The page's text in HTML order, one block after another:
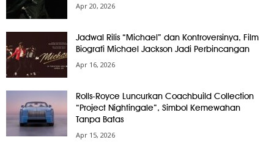
Apr 20, 2026
Jadwal Rilis “Michael” dan Kontroversinya, Film
Biografi Michael Jackson Jadi Perbincangan
Apr 16, 2026
Rolls-Royce Luncurkan Coachbuild Collection
“Project Nightingale”, Simbol Kemewahan
Tanpa Batas
Apr 15, 2026